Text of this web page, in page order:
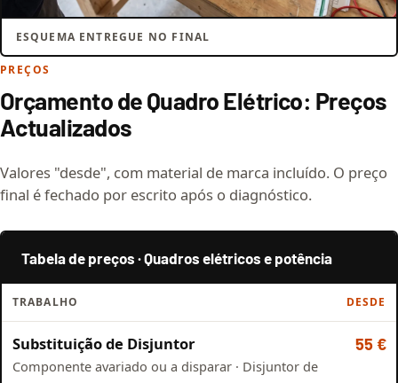
ESQUEMA ENTREGUE NO FINAL
PREÇOS
Orçamento de Quadro Elétrico: Preços
Actualizados
Valores "desde", com material de marca incluído. O preço
final é fechado por escrito após o diagnóstico.
Tabela de preços · Quadros elétricos e potência
TRABALHO DESDE
Substituição de Disjuntor
Componente avariado ou a disparar · Disjuntor de
55 €